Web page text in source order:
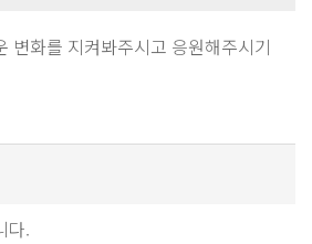
변화를 지켜봐주시고 응원해주시기
다.